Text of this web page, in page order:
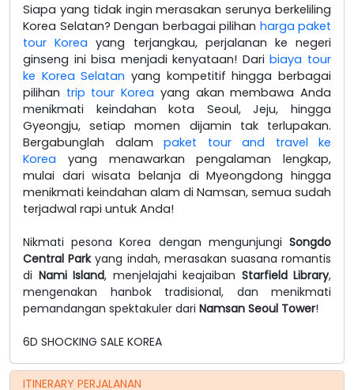
Siapa yang tidak ingin merasakan serunya berkeliling
Korea Selatan? Dengan berbagai pilihan harga paket
tour Korea yang terjangkau, perjalanan ke negeri
ginseng ini bisa menjadi kenyataan! Daribiaya tour
ke Korea Selatan yang kompetitif hingga berbagai
pilihan trip tour Korea yang akan membawa Anda
menikmati keindahan kota Seoul, Jeju, hingga
Gyeongju, setiap momen dijamin tak terlupakan.
Bergabunglah dalam paket tour and travel ke
Korea yang menawarkan pengalaman lengkap,
mulai dari wisata belanja di Myeongdong hingga
menikmati keindahan alam di Namsan, semua sudah
terjadwal rapi untuk Anda!
Nikmati pesona Korea dengan mengunjungi Songdo
Central Parkyang indah, merasakan suasana romantis
di Nami Island, menjelajahi keajaiban Starfield Library,
mengenakan hanbok tradisional, dan menikmati
pemandangan spektakuler dari Namsan Seoul Tower!
6D SHOCKING SALE KOREA
ITINERARY PERJALANAN